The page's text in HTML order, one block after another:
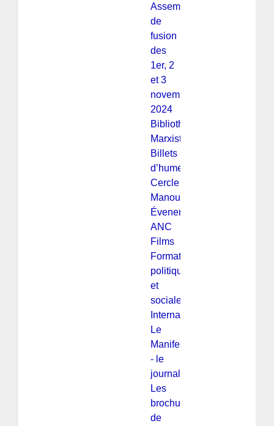
Assemblée
de
fusion
des
1er, 2
et 3
novembre
2024
Bibliothèque
Marxiste
Billets
d’humeur
Cercle
Manouchian
Évenements
ANC
Films
Formation
politique
et
sociale
International
Le
Manifeste
- le
journal
Les
brochures
de